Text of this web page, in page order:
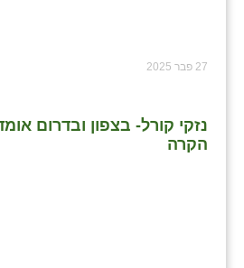
27 פבר 2025
נזקי קורל- בצפון ובדרום
הקרה